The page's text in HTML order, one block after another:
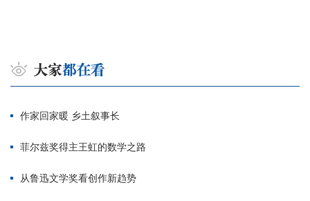
作家回家暖 乡土叙事长
菲尔兹奖得主王虹的数学之路
从鲁迅文学奖看创作新趋势